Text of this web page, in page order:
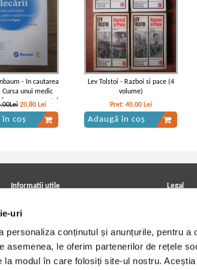
uri
personaliza conținutul și anunțurile, pentru a
asemenea, le oferim partenerilor de rețele
la modul în care folosiți site-ul nostru.
- La tragedie
William Shakespeare - Othello
- In cautarea
Cursa unui medic
sperantei
in fapte
20,80 Lei
în coș
Lev Tolstoi - Razboi si pace (4
volume)
Pret: 40,00 Lei
Adaugă în coș
Informatii utile
Achizitii viniluri, casete, CD/DVD
Cum cumpar?
Politica de livrare
Retur comenzi
Angajari - Cariere
Legal
Termeni si
Utilizare